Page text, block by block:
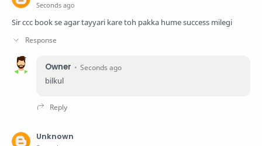
Seconds ago
Sir ccc book se agar tayyari kare toh pakka hume success milegi
Owner Seconds ago
bilkul
Unknown